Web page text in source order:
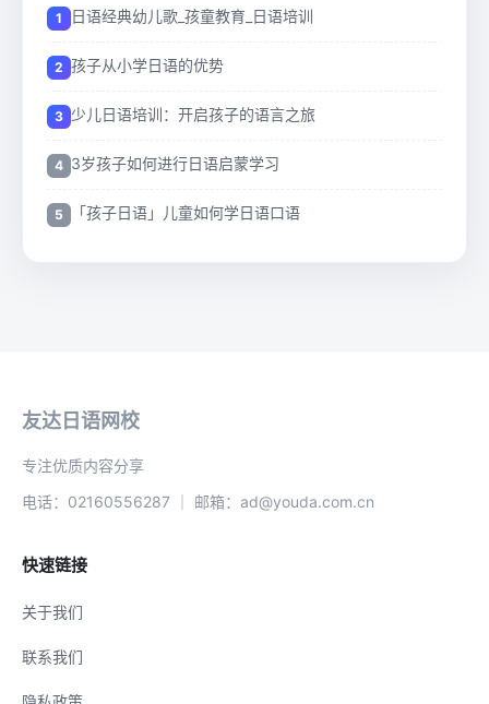
日语经典幼儿歌_孩童教育_日语培训
孩子从小学日语的优势
少儿日语培训：开启孩子的语言之旅
3岁孩子如何进行日语启蒙学习
「孩子日语」儿童如何学日语口语
友达日语网校
专注优质内容分享
电话：02160556287 ｜ 邮箱：ad@youda.com.cn
快速链接
关于我们
联系我们